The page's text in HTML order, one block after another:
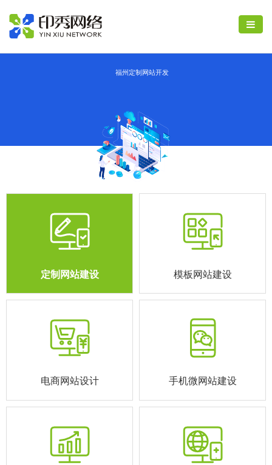
福州定制网站开发
定制网站建设 模板网站建设
电商网站设计 手机微网站建设